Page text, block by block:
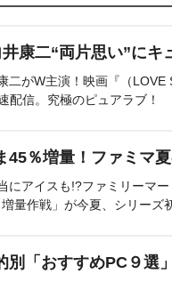
康二“両片思い”にキ
二がW主演！映画『（LOVE
配信。究極のピュアラブ！
45％増量！ファミマ
にアイスも!?ファミリーマ
量作戦」が今夏、シリーズ
別「おすすめPC９選